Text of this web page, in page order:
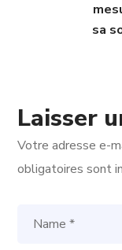
sa
Laisser
Votre adresse e-
obligatoires sont